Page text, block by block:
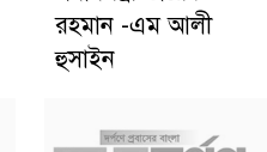
রহমান -এম আলী
হুসাইন